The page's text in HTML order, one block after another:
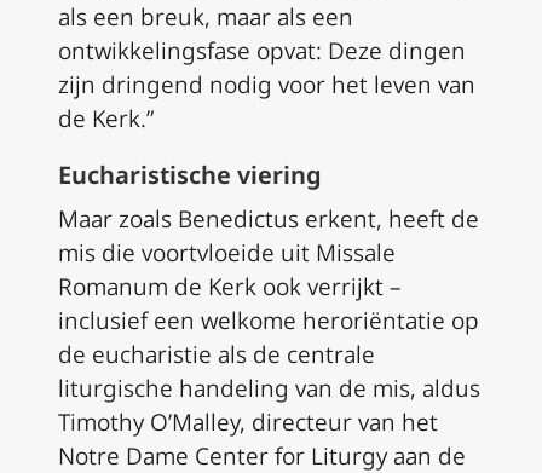
als een breuk, maar als een
ontwikkelingsfase opvat: Deze dingen
zijn dringend nodig voor het leven van
de Kerk.”
Eucharistische viering
Maar zoals Benedictus erkent, heeft de
mis die voortvloeide uit Missale
Romanum de Kerk ook verrijkt –
inclusief een welkome heroriëntatie op
de eucharistie als de centrale
liturgische handeling van de mis, aldus
Timothy O’Malley, directeur van het
Notre Dame Center for Liturgy aan de